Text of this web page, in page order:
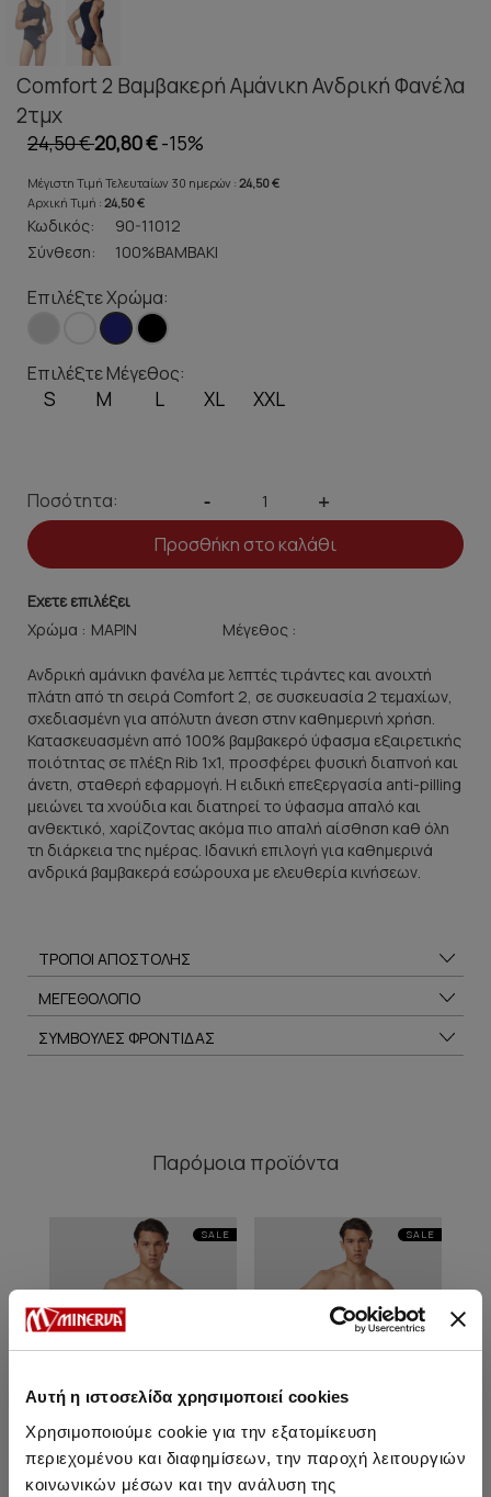
Αυτή η ιστοσελίδα χρησιμοποιεί cookies
Χρησιμοποιούμε cookie για την εξατομίκευση
περιεχομένου και διαφημίσεων, την παροχή λειτουργιών
κοινωνικών μέσων και την ανάλυση της
Comfort 2 Βαμβακερή Αμάνικη Ανδρική Φανέλα
2τμχ
24,50 €20,80 €-15%
Μέγιστη Τιμή Τελευταίων 30 ημερών : 24,50 €
Αρχική Τιμή : 24,50 €
Κωδικός:
90-11012
Σύνθεση:
100%ΒΑΜΒΑΚΙ
Επιλέξτε Χρώμα:
Επιλέξτε Μέγεθος:
S M L XL XXL
Ποσότητα: - +
Προσθήκη στο καλάθι
Εχετε επιλέξει
Χρώμα :
Μέγεθος :
Ανδρική αμάνικη φανέλα με λεπτές τιράντες και ανοιχτή
πλάτη από τη σειρά Comfort 2, σε συσκευασία 2 τεμαχίων,
σχεδιασμένη για απόλυτη άνεση στην καθημερινή χρήση.
Κατασκευασμένη από 100% βαμβακερό ύφασμα εξαιρετικής
ποιότητας σε πλέξη Rib 1x1, προσφέρει φυσική διαπνοή και
άνετη, σταθερή εφαρμογή. Η ειδική επεξεργασία anti-pilling
μειώνει τα χνούδια και διατηρεί το ύφασμα απαλό και
ανθεκτικό, χαρίζοντας ακόμα πιο απαλή αίσθηση καθ όλη
τη διάρκεια της ημέρας. Ιδανική επιλογή για καθημερινά
ανδρικά βαμβακερά εσώρουχα με ελευθερία κινήσεων.
ΤΡΟΠΟΙ ΑΠΟΣΤΟΛΗΣ
ΜΕΓΕΘΟΛΟΓΙΟ
ΣΥΜΒΟΥΛΕΣ ΦΡΟΝΤΙΔΑΣ
Παρόμοια προϊόντα
SALE SALE